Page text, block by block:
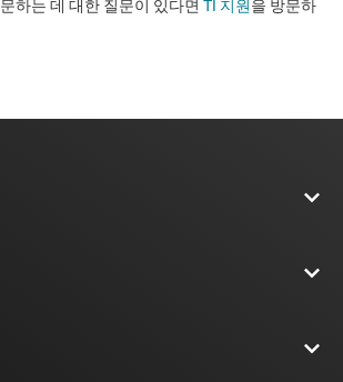
하는 데 대한 질문이 있다면 TI 지원을 방문하